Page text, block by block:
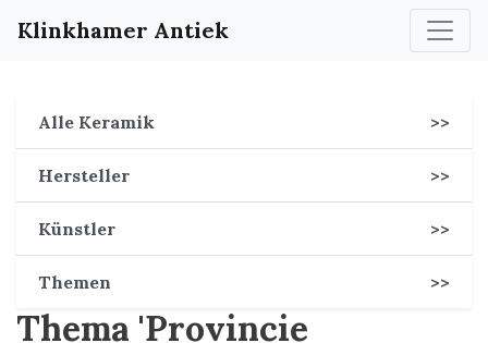
Klinkhamer Antiek
Alle Keramik >>
Hersteller >>
Künstler >>
Themen >>
Thema 'Provincie